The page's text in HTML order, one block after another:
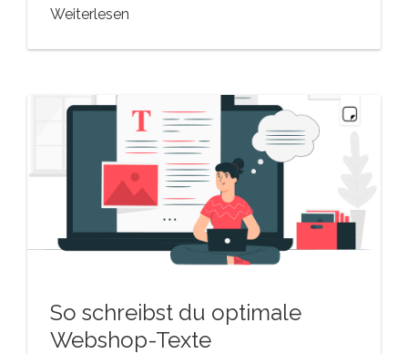
Weiterlesen
So schreibst du optimale
Webshop-Texte